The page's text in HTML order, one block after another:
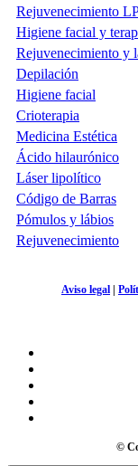
Rejuvenecimiento
Higiene facial y
Rejuvenecimiento y
Depilación
Higiene facial
Crioterapia
Medicina Estética
Ácido hilaurónico
Láser lipolítico
Código de Barras
Pómulos y lábios
Rejuvenecimiento
Aviso legal
©